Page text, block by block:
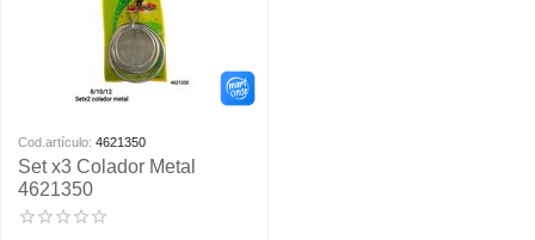
Cod.artículo: 4621350
Set x3 Colador Metal
4621350